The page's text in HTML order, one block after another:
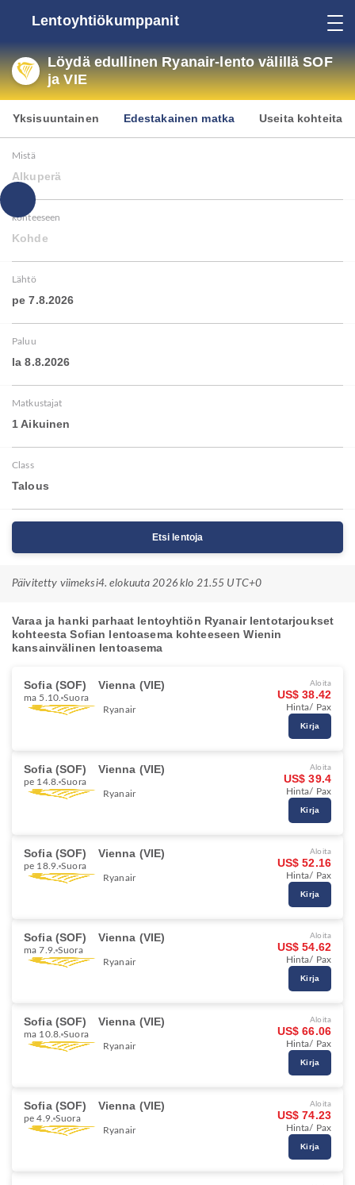
Lentoyhtiökumppanit
Löydä edullinen Ryanair-lento välillä SOF
ja VIE
Yksisuuntainen Edestakainen matka Useita kohteita
Mistä
Alkuperä
kohteeseen
Kohde
Lähtö
pe 7.8.2026
Paluu
la 8.8.2026
Matkustajat
1 Aikuinen
Class
Talous
Etsi lentoja
Päivitetty viimeksi4. elokuuta 2026 klo 21.55 UTC+0
Varaa ja hanki parhaat lentoyhtiön Ryanair lentotarjoukset
kohteesta Sofian lentoasema kohteeseen Wienin
kansainvälinen lentoasema
Sofia (SOF) Vienna (VIE)
ma 5.10. Suora
Ryanair
Aloita
US$ 38.42
Hinta/ Pax
Kirja
Sofia (SOF) Vienna (VIE)
pe 14.8. Suora
Ryanair
Aloita
US$ 39.4
Hinta/ Pax
Kirja
Sofia (SOF) Vienna (VIE)
pe 18.9. Suora
Ryanair
Aloita
US$ 52.16
Hinta/ Pax
Kirja
Sofia (SOF) Vienna (VIE)
ma 7.9. Suora
Ryanair
Aloita
US$ 54.62
Hinta/ Pax
Kirja
Sofia (SOF) Vienna (VIE)
ma 10.8. Suora
Ryanair
Aloita
US$ 66.06
Hinta/ Pax
Kirja
Sofia (SOF) Vienna (VIE)
pe 4.9. Suora
Ryanair
Aloita
US$ 74.23
Hinta/ Pax
Kirja